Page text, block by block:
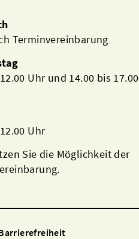
Terminvereinbarung
Uhr und 14.00 bis 17.00
Uhr
Sie die Möglichkeit der